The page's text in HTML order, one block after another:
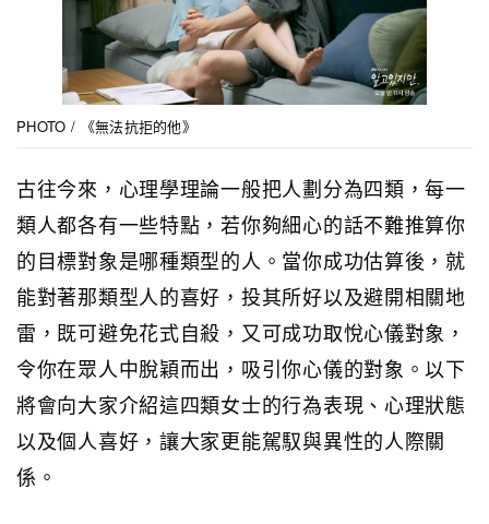
PHOTO / 《無法抗拒的他》
古往今來，心理學理論一般把人劃分為四類，每一
類人都各有一些特點，若你夠細心的話不難推算你
的目標對象是哪種類型的人。當你成功估算後，就
能對著那類型人的喜好，投其所好以及避開相關地
雷，既可避免花式自殺，又可成功取悅心儀對象，
令你在眾人中脫穎而出，吸引你心儀的對象。以下
將會向大家介紹這四類女士的行為表現、心理狀態
以及個人喜好，讓大家更能駕馭與異性的人際關
係。